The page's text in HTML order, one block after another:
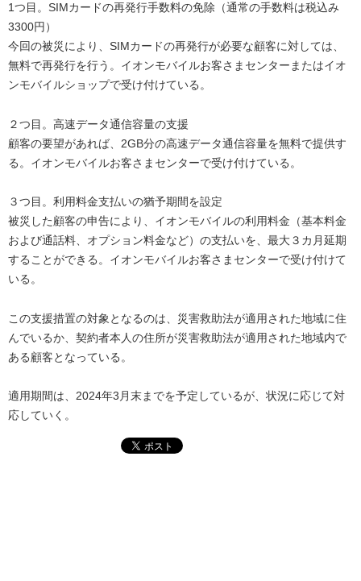
1つ目。SIMカードの再発行手数料の免除（通常の手数料は税込み
3300円）
今回の被災により、SIMカードの再発行が必要な顧客に対しては、
無料で再発行を行う。イオンモバイルお客さまセンターまたはイオ
ンモバイルショップで受け付けている。
２つ目。高速データ通信容量の支援
顧客の要望があれば、2GB分の高速データ通信容量を無料で提供す
る。イオンモバイルお客さまセンターで受け付けている。
３つ目。利用料金支払いの猶予期間を設定
被災した顧客の申告により、イオンモバイルの利用料金（基本料金
および通話料、オプション料金など）の支払いを、最大３カ月延期
することができる。イオンモバイルお客さまセンターで受け付けて
いる。
この支援措置の対象となるのは、災害救助法が適用された地域に住
んでいるか、契約者本人の住所が災害救助法が適用された地域内で
ある顧客となっている。
適用期間は、2024年3月末までを予定しているが、状況に応じて対
応していく。